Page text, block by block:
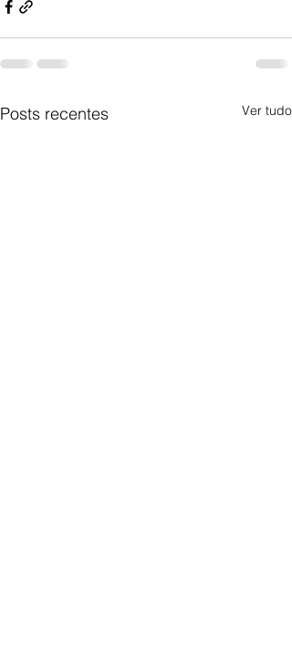
Posts recentes Ver tudo